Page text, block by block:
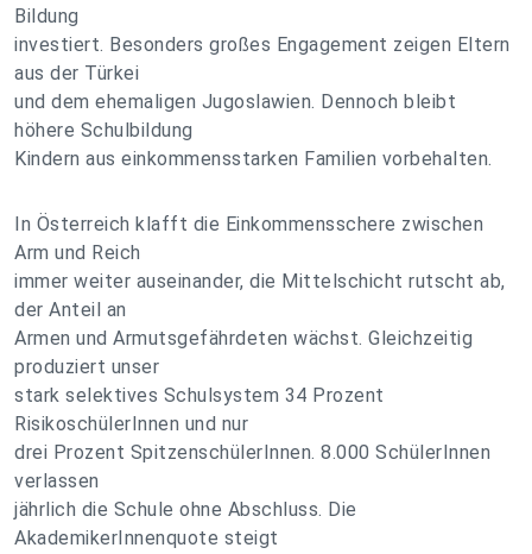
Bildung
investiert. Besonders großes Engagement zeigen Eltern
aus der Türkei
und dem ehemaligen Jugoslawien. Dennoch bleibt
höhere Schulbildung
Kindern aus einkommensstarken Familien vorbehalten.
In Österreich klafft die Einkommensschere zwischen
Arm und Reich
immer weiter auseinander, die Mittelschicht rutscht ab,
der Anteil an
Armen und Armutsgefährdeten wächst. Gleichzeitig
produziert unser
stark selektives Schulsystem 34 Prozent
RisikoschülerInnen und nur
drei Prozent SpitzenschülerInnen. 8.000 SchülerInnen
verlassen
jährlich die Schule ohne Abschluss. Die
AkademikerInnenquote steigt